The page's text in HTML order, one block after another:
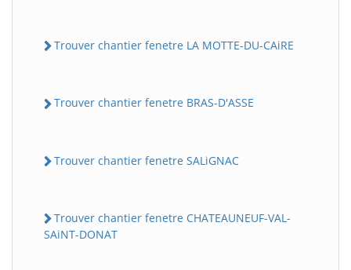
Trouver chantier fenetre LA MOTTE-DU-CAiRE
Trouver chantier fenetre BRAS-D'ASSE
Trouver chantier fenetre SALiGNAC
Trouver chantier fenetre CHATEAUNEUF-VAL-
SAiNT-DONAT